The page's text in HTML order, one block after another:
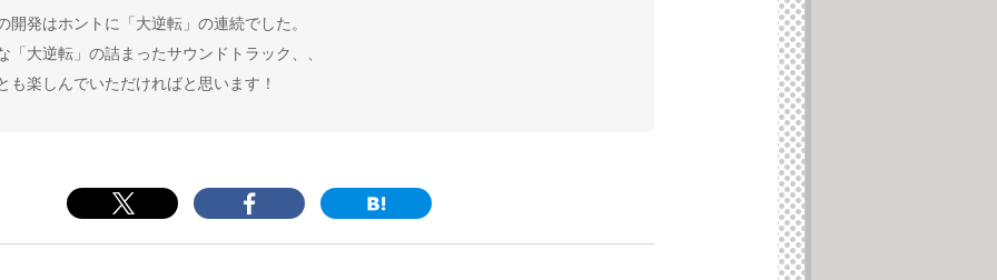
開発はホントに「大逆転」の連続でした。
「大逆転」の詰まったサウンドトラック、、
も楽しんでいただければと思います！